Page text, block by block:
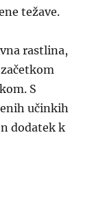
težave.
rastlina,
S
učinkih
dodatek k